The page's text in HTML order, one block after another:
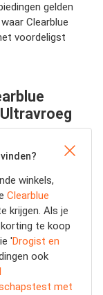
gelden
Clearblue
voordeligst
winkels,
Clearblue
krijgen. Als je
te koop
'Drogist en
ook
met